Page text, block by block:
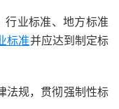
业标准、地方标准
标准并应达到制定标
规，贯彻强制性标